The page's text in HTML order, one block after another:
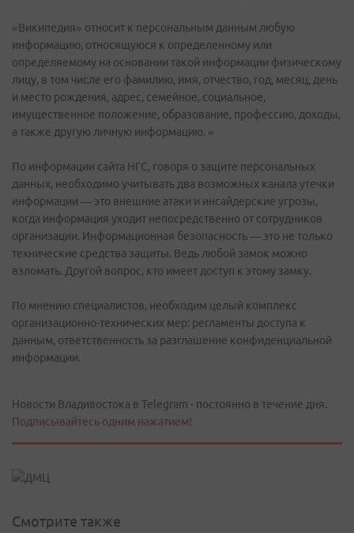
«Википедия» относит к персональным данным любую
информацию, относящуюся к определенному или
определяемому на основании такой информации физическому
лицу, в том числе его фамилию, имя, отчество, год, месяц, день
и место рождения, адрес, семейное, социальное,
имущественное положение, образование, профессию, доходы,
а также другую личную информацию. «
По информации сайта НГС, говоря о защите персональных
данных, необходимо учитывать два возможных канала утечки
информации — это внешние атаки и инсайдерские угрозы,
когда информация уходит непосредственно от сотрудников
организации. Информационная безопасность — это не только
технические средства защиты. Ведь любой замок можно
взломать. Другой вопрос, кто имеет доступ к этому замку.
По мнению специалистов, необходим целый комплекс
организационно-технических мер: регламенты доступа к
данным, ответственность за разглашение конфиденциальной
информации.
Новости Владивостока в Telegram - постоянно в течение дня.
Подписывайтесь одним нажатием!
Смотрите также